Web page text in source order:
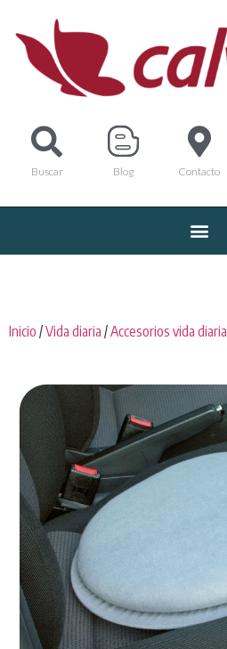
Buscar Blog Contacto
Inicio /Vida diaria /Accesorios vida diaria